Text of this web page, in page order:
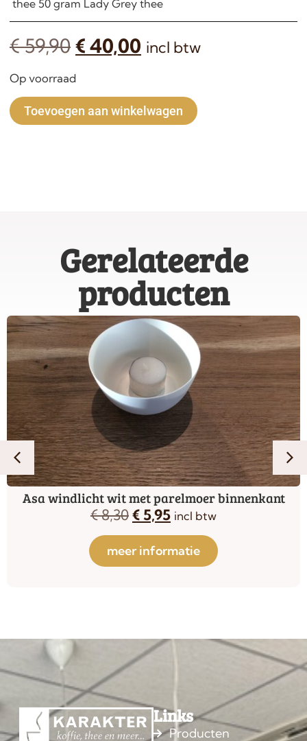
thee 50 gram Lady Grey thee
€59,90 € 40,00 incl btw
Op voorraad
Toevoegen aan winkelwagen
Gerelateerde
producten
Asa windlicht wit met zilverkleurige binnenkant
€8,30€ 5,95 incl btw
meer informatie
Links
Producten